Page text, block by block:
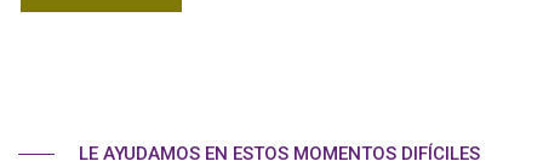
LE AYUDAMOS EN ESTOS MOMENTOS DIFÍCILES